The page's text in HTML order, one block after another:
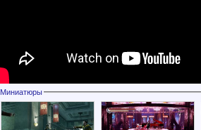
Миниатюры